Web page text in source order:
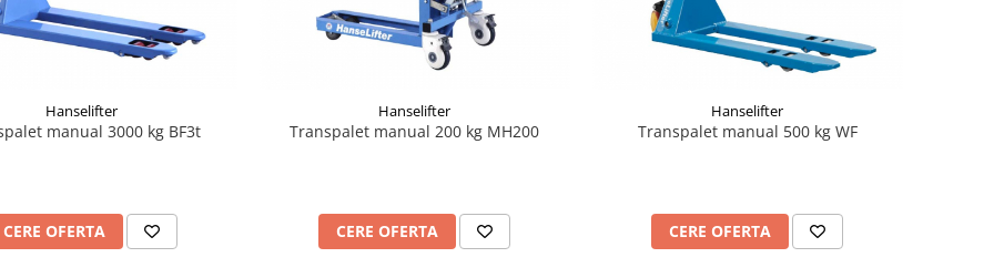
Hanselifter
manual 3000 kg BF3t
CERE OFERTA
Hanselifter
Transpalet manual 200 kg MH200
CERE OFERTA
Hanselifter
Transpalet manual 500 kg WF
CERE OFERTA